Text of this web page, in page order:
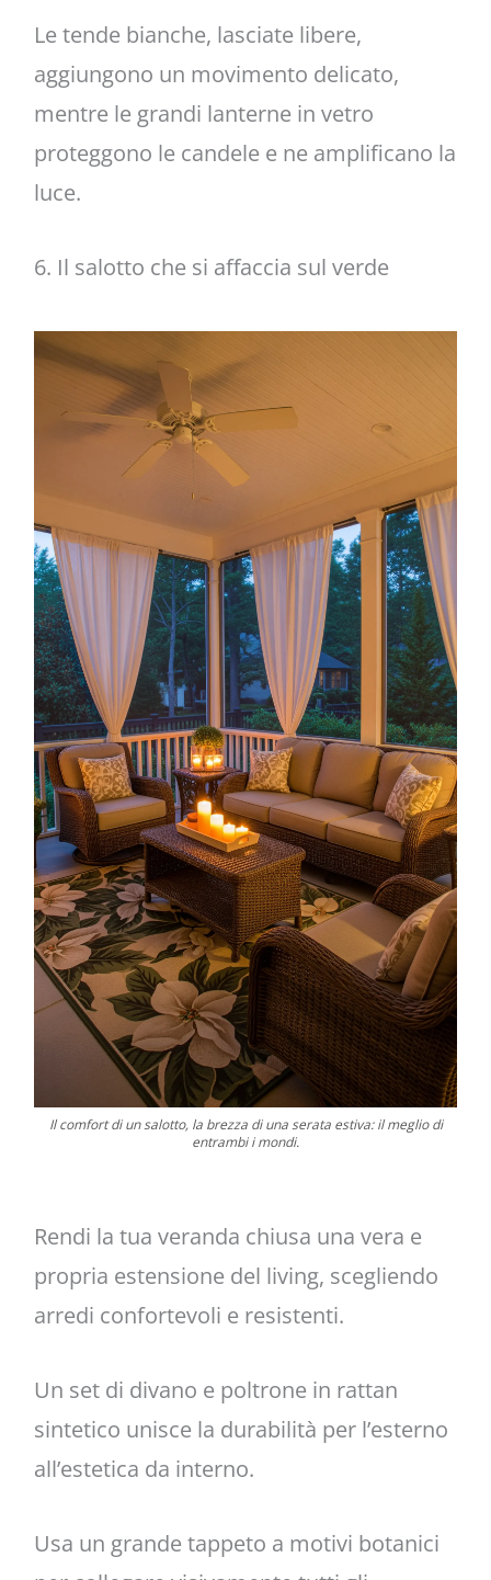
Le tende bianche, lasciate libere,
aggiungono un movimento delicato,
mentre le grandi lanterne in vetro
proteggono le candele e ne amplificano la
luce.
6. Il salotto che si affaccia sul verde
Il comfort di un salotto, la brezza di una serata estiva: il meglio di
entrambi i mondi.
Rendi la tua veranda chiusa una vera e
propria estensione del living, scegliendo
arredi confortevoli e resistenti.
Un set di divano e poltrone in rattan
sintetico unisce la durabilità per l’esterno
all’estetica da interno.
Usa un grande tappeto a motivi botanici